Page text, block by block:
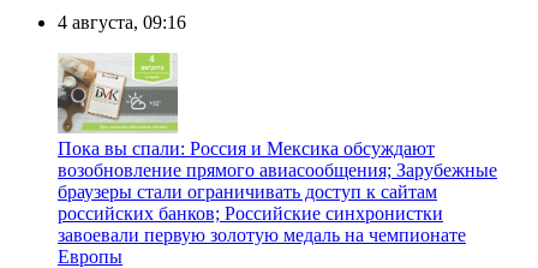
4 августа, 09:16
Пока вы спали: Россия и Мексика обсуждают
возобновление прямого авиасообщения; Зарубежные
браузеры стали ограничивать доступ к сайтам
российских банков; Российские синхронистки
завоевали первую золотую медаль на чемпионате
Европы